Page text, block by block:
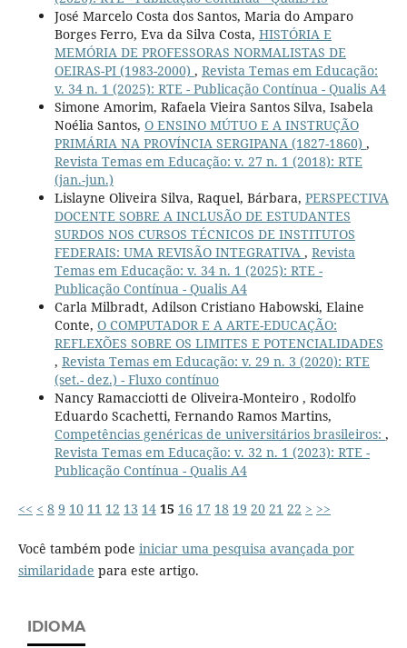
José Marcelo Costa dos Santos, Maria do Amparo
Borges Ferro, Eva da Silva Costa, HISTÓRIA E
MEMÓRIA DE PROFESSORAS NORMALISTAS DE
OEIRAS-PI (1983-2000) , Revista Temas em Educação:
v. 34 n. 1 (2025): RTE - Publicação Contínua - Qualis A4
Simone Amorim, Rafaela Vieira Santos Silva, Isabela
Noélia Santos, O ENSINO MÚTUO E A INSTRUÇÃO
PRIMÁRIA NA PROVÍNCIA SERGIPANA (1827-1860) ,
Revista Temas em Educação: v. 27 n. 1 (2018): RTE
(jan.-jun.)
Lislayne Oliveira Silva, Raquel, Bárbara, PERSPECTIVA
DOCENTE SOBRE A INCLUSÃO DE ESTUDANTES
SURDOS NOS CURSOS TÉCNICOS DE INSTITUTOS
FEDERAIS: UMA REVISÃO INTEGRATIVA , Revista
Temas em Educação: v. 34 n. 1 (2025): RTE -
Publicação Contínua - Qualis A4
Carla Milbradt, Adilson Cristiano Habowski, Elaine
Conte, O COMPUTADOR E A ARTE-EDUCAÇÃO:
REFLEXÕES SOBRE OS LIMITES E POTENCIALIDADES
, Revista Temas em Educação: v. 29 n. 3 (2020): RTE
(set.- dez.) - Fluxo contínuo
Nancy Ramacciotti de Oliveira-Monteiro , Rodolfo
Eduardo Scachetti, Fernando Ramos Martins,
Competências genéricas de universitários brasileiros: ,
Revista Temas em Educação: v. 32 n. 1 (2023): RTE -
Publicação Contínua - Qualis A4
<< < 8 9 10 11 12 13 14 15 16 17 18 19 20 21 22 > >>
Você também pode iniciar uma pesquisa avançada por
similaridade para este artigo.
IDIOMA